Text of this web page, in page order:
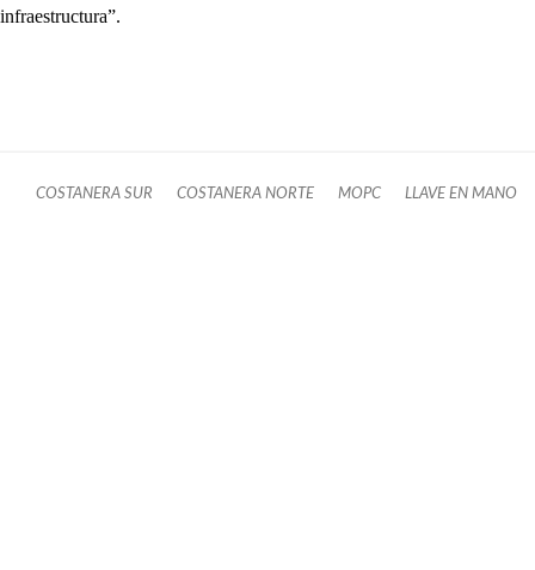
infraestructura”.
COSTANERA SUR COSTANERA NORTE MOPC LLAVE EN MANO